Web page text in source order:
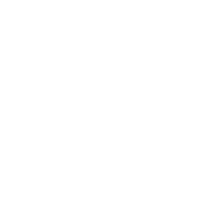
مجدد شبه‌جزیره کره بود.